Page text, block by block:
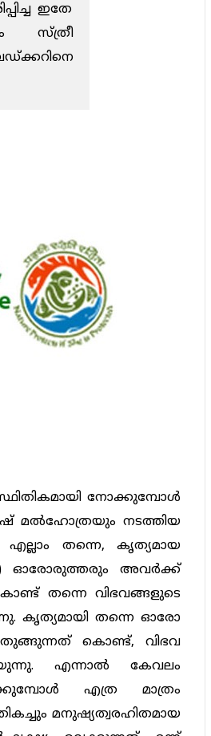
ഇതേ
സ്ത്രീ
നോക്കുമ്പോൾ
മൽഹോത്രയും നടത്തിയ
തന്നെ, കൃത്യമായ
ഓരോരുത്തരും അവർക്ക്
കൊണ്ട് തന്നെ വിഭവങ്ങളുടെ
കൃത്യമായി തന്നെ ഓരോ
ഒതുങ്ങുന്നത് കൊണ്ട്, വിഭവ
എന്നാൽ കേവലം
എത്ര മാത്രം
മനുഷ്യത്വരഹിതമായ